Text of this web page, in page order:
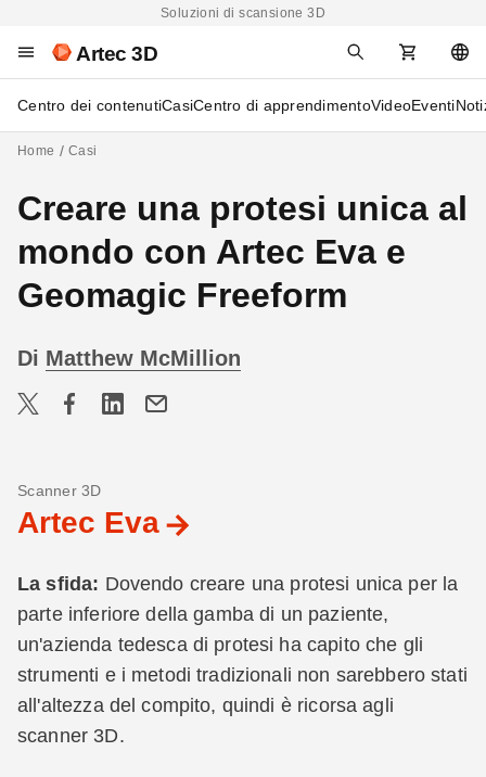
Soluzioni di scansione 3D
Artec 3D
Centro dei contenutiCasiCentro di apprendimentoVideoEventi
Home Casi
Creare una protesi unica al
mondo con Artec Eva e
Geomagic Freeform
Di Matthew McMillion
Scanner 3D
Artec Eva
La sfida: Dovendo creare una protesi unica per la
parte inferiore della gamba di un paziente,
un'azienda tedesca di protesi ha capito che gli
strumenti e i metodi tradizionali non sarebbero stati
all'altezza del compito, quindi è ricorsa agli
scanner 3D.